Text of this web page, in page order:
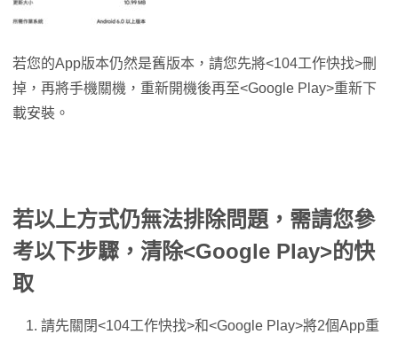
若您的App版本仍然是舊版本，請您先將<104工作快找>刪
掉，再將手機關機，重新開機後再至<Google Play>重新下
載安裝。
若以上方式仍無法排除問題，需請您參
考以下步驟，清除<Google Play>的快
取
請先關閉<104工作快找>和<Google Play>將2個App重